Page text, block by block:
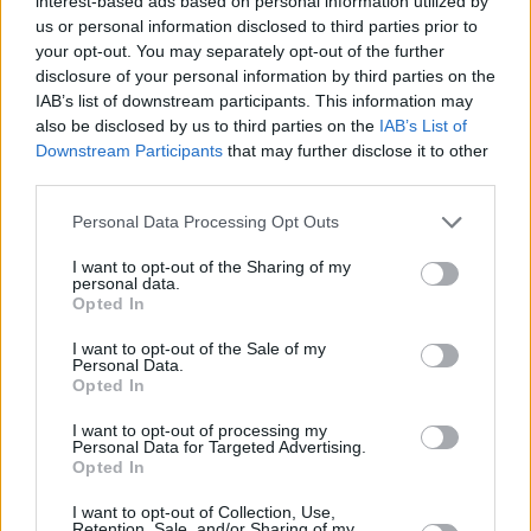
us or personal information disclosed to third parties prior to
your opt-out. You may separately opt-out of the further
disclosure of your personal information by third parties on the
IAB’s list of downstream participants. This information may
also be disclosed by us to third parties on the IAB’s List of
Downstream Participants that may further disclose it to other
Personal Data Processing Opt Outs
I want to opt-out of the Sharing of my
personal data.
Opted In
I want to opt-out of the Sale of my
Personal Data.
Opted In
I want to opt-out of processing my
Personal Data for Targeted Advertising.
Opted In
I want to opt-out of Collection, Use,
Τόλης Λελεκίδης